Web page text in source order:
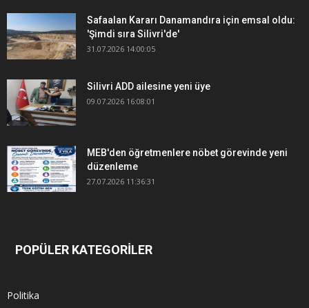
Safaalan Kararı Danamandıra için emsal oldu:
'Şimdi sıra Silivri'de'
31.07.2026 14:00:05
Silivri ADD ailesine yeni üye
09.07.2026 16:08:01
MEB'den öğretmenlere nöbet görevinde yeni
düzenleme
27.07.2026 11:36:31
POPÜLER KATEGORİLER
Politika